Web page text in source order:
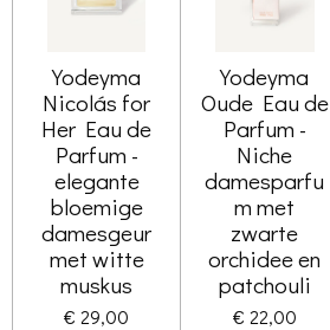
Yodeyma
Nicolás for
Her Eau de
Parfum -
elegante
bloemige
damesgeur
met witte
muskus
€ 29,00
Yodeyma
Oude Eau de
Parfum -
Niche
damesparfu
m met
zwarte
orchidee en
patchouli
€ 22,00